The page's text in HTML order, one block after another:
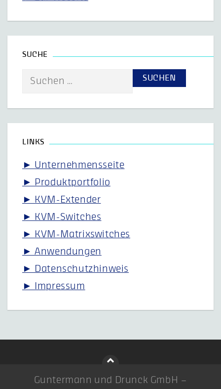
SUCHE
Suche
LINKS
► Unternehmensseite
► Produktportfolio
► KVM-Extender
► KVM-Switches
► KVM-Matrixswitches
► Anwendungen
► Datenschutzhinweis
► Impressum
Guntermann und Drunck GmbH –